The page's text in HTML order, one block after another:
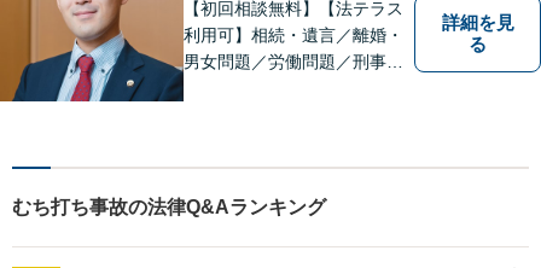
【初回相談無料】【法テラス
利用可】相続・遺言／離婚・
男女問題／労働問題／刑事事
ご提供。小さなお困り事でも
構いません【夜間・休日面
談】【完全個室】【今池駅3
分】
詳細を見
る
むち打ち事故の法律Q&Aランキング